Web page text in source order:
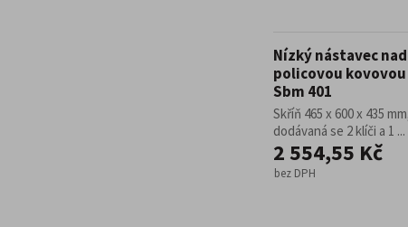
Nízký nástavec nad
policovou
Sbm 401
Skříň 465 x 600 x 435
dodávaná se 2 klíči a 1 ...
2 554,55 Kč
bez DPH